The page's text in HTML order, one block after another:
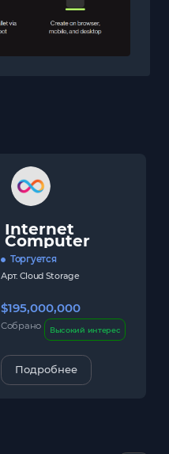
Internet
Computer
Торгуется
Арт. Cloud Storage
$195,000,000
Собрано Высокий интерес
Подробнее